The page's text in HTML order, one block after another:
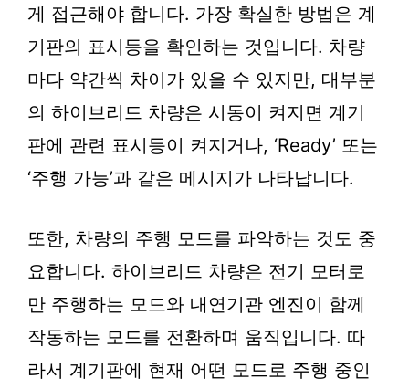
게 접근해야 합니다. 가장 확실한 방법은 계
기판의 표시등을 확인하는 것입니다. 차량
마다 약간씩 차이가 있을 수 있지만, 대부분
의 하이브리드 차량은 시동이 켜지면 계기
판에 관련 표시등이 켜지거나, ‘Ready’ 또는
‘주행 가능’과 같은 메시지가 나타납니다.
또한, 차량의 주행 모드를 파악하는 것도 중
요합니다. 하이브리드 차량은 전기 모터로
만 주행하는 모드와 내연기관 엔진이 함께
작동하는 모드를 전환하며 움직입니다. 따
라서 계기판에 현재 어떤 모드로 주행 중인